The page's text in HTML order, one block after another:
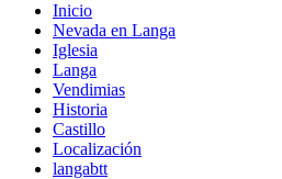
Inicio
Nevada en Langa
Iglesia
Langa
Vendimias
Historia
Castillo
Localización
langabtt